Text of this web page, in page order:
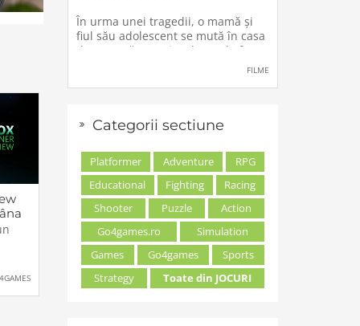
În urma unei tragedii, o mamă şi
fiul său adolescent se mută în casa
de vacanţă a unei rude, unde forţe
FILME
Categorii sectiune
Platformer Adventure
RPG
Educational
Fighting
Racing
Shooter
Puzzle
Action
Go4games.ro
Simulation
Games
Go4games
Sports
Strategy
Toate din JOCURI